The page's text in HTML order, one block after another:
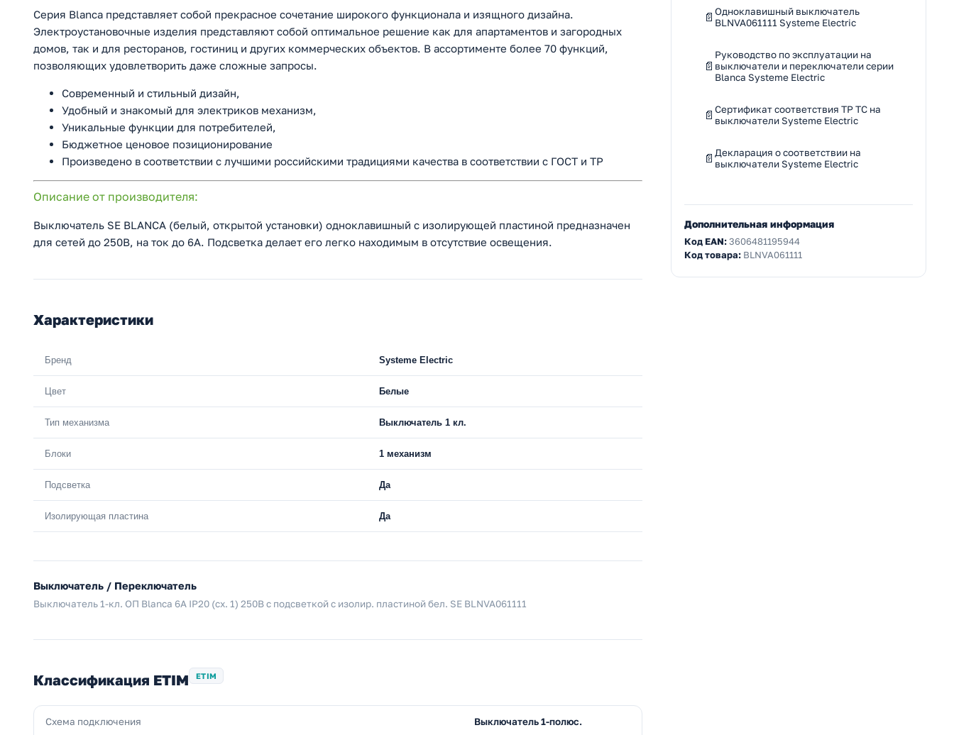
Серия Blanca представляет собой прекрасное сочетание широкого функционала и изящного дизайна.
Электроустановочные изделия представляют собой оптимальное решение как для апартаментов и загородных
домов, так и для ресторанов, гостиниц и других коммерческих объектов. В ассортименте более 70 функций,
позволяющих удовлетворить даже сложные запросы.
Современный и стильный дизайн,
Удобный и знакомый для электриков механизм,
Уникальные функции для потребителей,
Бюджетное ценовое позиционирование
Произведено в соответствии с лучшими российскими традициями качества в соответствии с ГОСТ и ТР
Описание от производителя:
Выключатель SE BLANCA (белый, открытой установки) одноклавишный с изолирующей пластиной предназначен
для сетей до 250В, на ток до 6А. Подсветка делает его легко находимым в отсутствие освещения.
Характеристики
Бренд Systeme Electric
Цвет Белые
Тип механизма Выключатель 1 кл.
Блоки 1 механизм
Подсветка Да
Изолирующая пластина Да
Выключатель / Переключатель
Выключатель 1-кл. ОП Blanca 6А IP20 (сх. 1) 250В с подсветкой с изолир. пластиной бел. SE BLNVA061111
Классификация ETIM ETIM
Схема подключения Выключатель 1-полюс.
Одноклавишный выключатель
BLNVA061111 Systeme Electric
Руководство по эксплуатации на
выключатели и переключатели серии
Blanca Systeme Electric
Сертификат соответствия ТР ТС на
выключатели Systeme Electric
Декларация о соответствии на
выключатели Systeme Electric
Дополнительная информация
Код EAN:3606481195944
Код товара: BLNVA061111